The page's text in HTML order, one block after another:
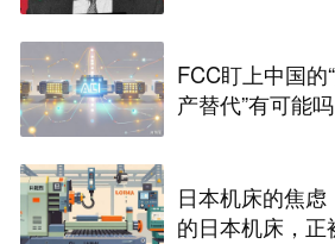
FCC盯上中国的
产替代”有可能吗
日本机床的焦
的日本机床，